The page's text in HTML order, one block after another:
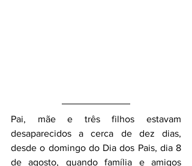
Pai, mãe e três filhos estavam
desaparecidos a cerca de dez dias,
desde o domingo do Dia dos Pais, dia 8
de agosto, quando família e amigos